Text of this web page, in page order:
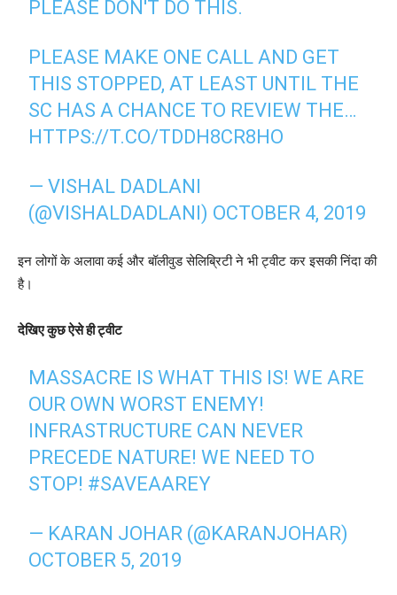
PLEASE DON'T DO THIS.
PLEASE MAKE ONE CALL AND GET
THIS STOPPED, AT LEAST UNTIL THE
SC HAS A CHANCE TO REVIEW THE…
HTTPS://T.CO/TDDH8CR8HO
— VISHAL DADLANI
(@VISHALDADLANI) OCTOBER 4, 2019
इन लोगों के अलावा कई और बॉलीवुड सेलिब्रिटी ने भी ट्वीट कर इसकी निंदा की
है।
देखिए कुछ ऐसे ही ट्वीट
MASSACRE IS WHAT THIS IS! WE ARE
OUR OWN WORST ENEMY!
INFRASTRUCTURE CAN NEVER
PRECEDE NATURE! WE NEED TO
STOP! #SAVEAAREY
— KARAN JOHAR (@KARANJOHAR)
OCTOBER 5, 2019